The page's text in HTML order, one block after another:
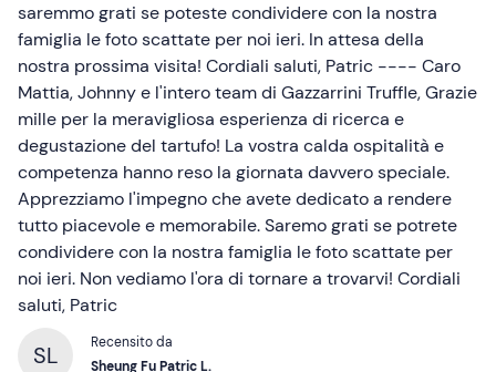
saremmo grati se poteste condividere con la nostra
famiglia le foto scattate per noi ieri. In attesa della
nostra prossima visita! Cordiali saluti, Patric ---- Caro
Mattia, Johnny e l'intero team di Gazzarrini Truffle, Grazie
mille per la meravigliosa esperienza di ricerca e
degustazione del tartufo! La vostra calda ospitalità e
competenza hanno reso la giornata davvero speciale.
Apprezziamo l'impegno che avete dedicato a rendere
tutto piacevole e memorabile. Saremo grati se potrete
condividere con la nostra famiglia le foto scattate per
noi ieri. Non vediamo l'ora di tornare a trovarvi! Cordiali
saluti, Patric
SL
Recensito da
Sheung Fu Patric L.